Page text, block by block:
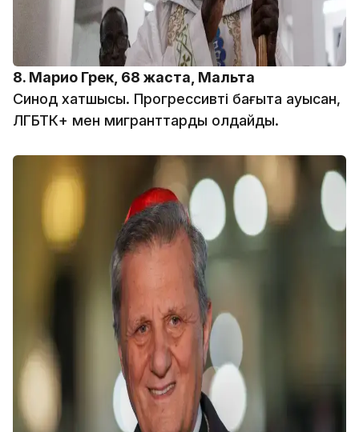
8. Марио Грек, 68 жаста, Мальта
Синод хатшысы. Прогрессивті бағытқа ауысқан,
ЛГБТК+ мен мигранттарды қолдайды.